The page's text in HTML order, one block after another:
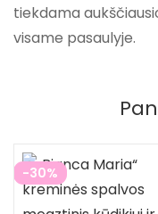
tiekdama
visame pasaulyje.
-30%